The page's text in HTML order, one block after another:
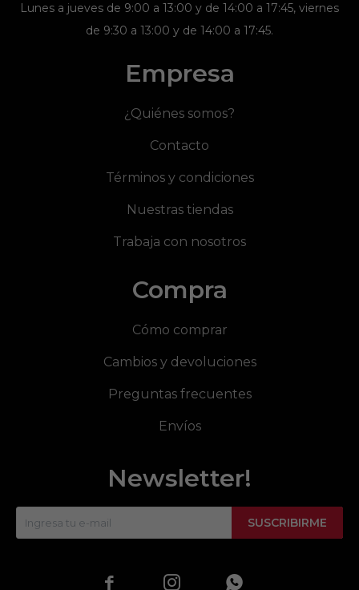
Lunes a jueves de 9:00 a 13:00 y de 14:00 a 17:45, viernes
de 9:30 a 13:00 y de 14:00 a 17:45.
Empresa
¿Quiénes somos?
Contacto
Términos y condiciones
Nuestras tiendas
Trabaja con nosotros
Compra
Cómo comprar
Cambios y devoluciones
Preguntas frecuentes
Envíos
Newsletter!
SUSCRIBIRME
  